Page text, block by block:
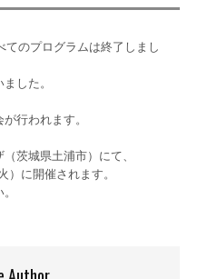
のプログラムは終了しまし
した。
行われます。
茨城県土浦市）にて、
に開催されます。